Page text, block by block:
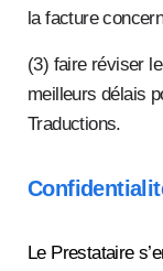
la facture
(3) faire réviser
meilleurs délais
Traductions.
Le Prestataire